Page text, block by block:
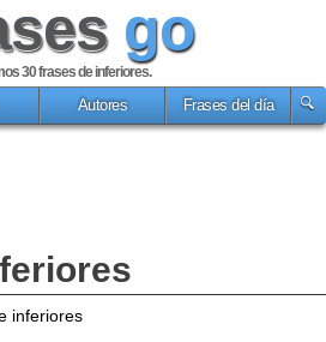
go
30frases de inferiores.
Autores Frases del día
inferiores